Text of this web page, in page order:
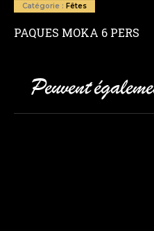
Catégorie : Fêtes
PAQUES MOKA 6 PERS
Peuvent